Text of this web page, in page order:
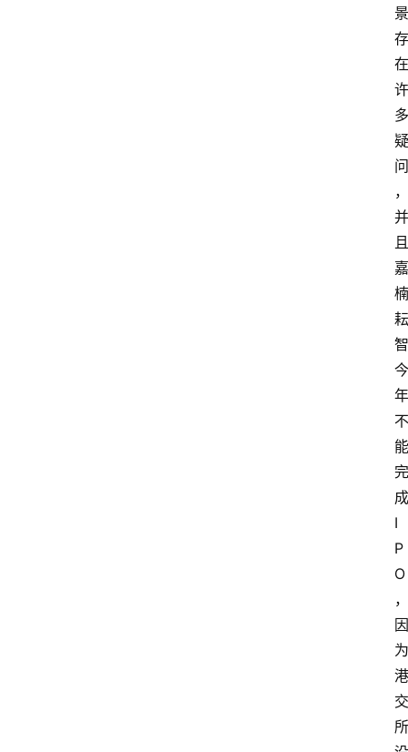
景
存
在
许
多
疑
问
，
并
且
嘉
楠
耘
智
今
年
不
能
完
成
I
P
O
，
因
为
港
交
所